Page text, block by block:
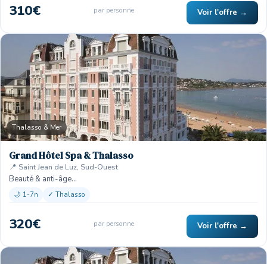
310€ par personne Voir l'offre →
Thalasso & Mer
Grand Hôtel Spa & Thalasso
📍 Saint Jean de Luz, Sud-Ouest
Beauté & anti-âge…
🌙 1-7n ✓ Thalasso
320€ par personne Voir l'offre →